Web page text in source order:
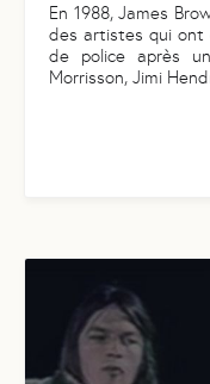
En 1988, James
des artistes qui ont
de police après
Morrisson, Jimi